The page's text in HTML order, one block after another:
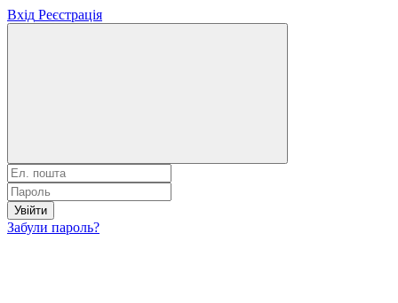
Вхід Реєстрація
Увійти
Забули пароль?